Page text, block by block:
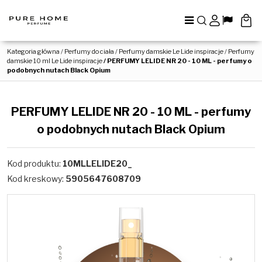
Menu
SzukajPanelLang
Kategoria główna / Perfumy do ciała / Perfumy damskie Le Lide inspiracje/ Perfumy
damskie 10 ml Le Lide inspiracje/ PERFUMY LELIDE NR 20 - 10 ML - perfumy o
podobnych nutach Black Opium
PERFUMY LELIDE NR 20 - 10 ML - perfumy
o podobnych nutach Black Opium
Kod produktu: 10MLLELIDE20_
Kod kreskowy: 5905647608709